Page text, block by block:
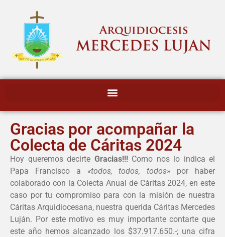
Gracias por acompañar la
Colecta de Cáritas 2024
Hoy queremos decirte Gracias!!! Como nos lo indica el
Papa Francisco a «todos, todos, todos» por haber
colaborado con la Colecta Anual de Cáritas 2024, en este
caso por tu compromiso para con la misión de nuestra
Cáritas Arquidiocesana, nuestra querida Cáritas Mercedes
Luján. Por este motivo es muy importante contarte que
este año hemos alcanzado los $37.917.650.-; una cifra